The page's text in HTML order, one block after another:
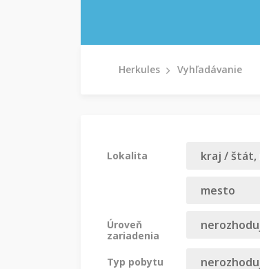
Herkules Vyhľadávanie
Lokalita
Úroveň
zariadenia
Typ pobytu